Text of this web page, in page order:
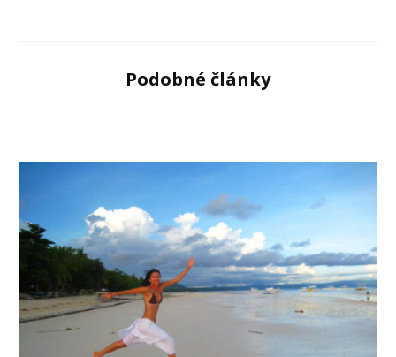
Podobné články